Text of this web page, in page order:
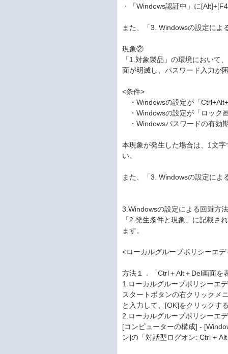
・「Windows認証中」に
また、「3. Windowsの設定によ
現象②
「1.対象製品」の環境において
面が明滅し、パスワード入力が
<条件>
・Windowsの設定が「
・Windowsの設定が「ロック
・Windowsパスワードの有効
本現象が発生した場合は、1文
い。
また、「3. Windowsの設定によ
3.Windowsの設定による回避方
「2.発生条件と現象」に記載
ます。
<ローカルグループポリシーエ
方法１．「Ctrl＋Alt＋Del画面を
1.ローカルグループポリシーエ
スタートボタンの右クリックメ
と入力して、[OK]をクリックす
2.ローカルグループポリシーエ
[コンピューターの構成] -
ン]の「対話型ログオン: Ctrl +